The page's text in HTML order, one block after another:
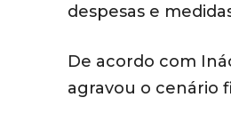
despesas e
De acordo com
agravou o cenário